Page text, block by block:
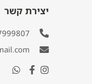
יצירת קשר